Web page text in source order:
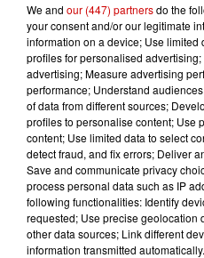
6 août 2026
Vendre
peut
6 août 2026
Invasion
plages
We and our (447) partnersdo the
your consent and/or our legitimate
information on a device; Use
profiles for personalised
advertising; Measure advertising
performance; Understand
of data from different sources;
profiles to personalise content; Use
content; Use limited data to select
detect fraud, and fix errors; Deliver
Save and communicate privacy
process personal data such as IP
following functionalities: Identify
requested; Use precise geolocation
other data sources; Link different
information transmitted automatically.